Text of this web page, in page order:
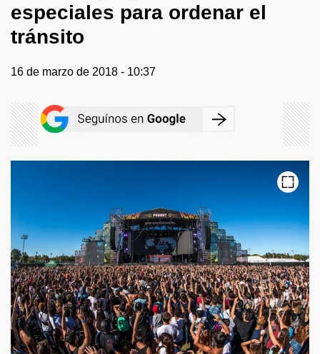
especiales para ordenar el
tránsito
16 de marzo de 2018 - 10:37